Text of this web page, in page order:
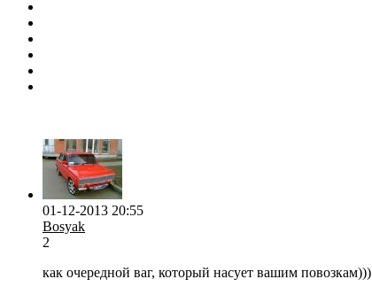
01-12-2013 20:55
Bosyak
2
как очередной ваг, который насует вашим повозкам)))